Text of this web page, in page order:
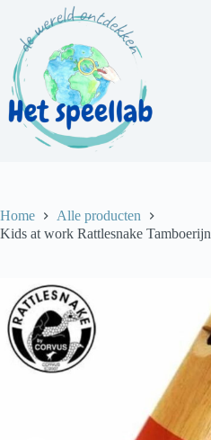
inhoud
Home
Alle producten
Kids at work Rattlesnake Tamboerijn